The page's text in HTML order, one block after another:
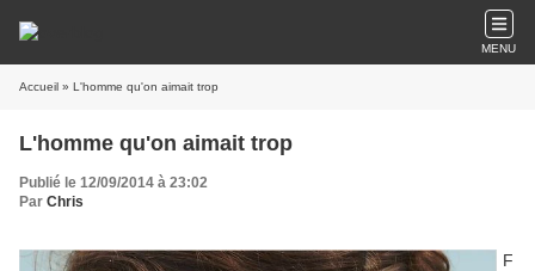
MENU
Accueil » L'homme qu'on aimait trop
L'homme qu'on aimait trop
Publié le 12/09/2014 à 23:02
Par Chris
F